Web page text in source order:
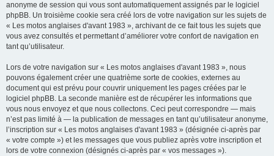
anonyme de session qui vous sont automatiquement assignés par le logiciel
phpBB. Un troisième cookie sera créé lors de votre navigation sur les sujets de
« Les motos anglaises d'avant 1983 », archivant de ce fait tous les sujets que
vous avez consultés et permettant d’améliorer votre confort de navigation en
tant qu’utilisateur.
Lors de votre navigation sur « Les motos anglaises d'avant 1983 », nous
pouvons également créer une quatrième sorte de cookies, externes au
document qui est prévu pour couvrir uniquement les pages créées par le
logiciel phpBB. La seconde manière est de récupérer les informations que
vous nous envoyez et que nous collectons. Ceci peut correspondre — mais
n’est pas limité à — la publication de messages en tant qu’utilisateur anonyme,
l’inscription sur « Les motos anglaises d'avant 1983 » (désignée ci-après par
« votre compte ») et les messages que vous publiez après votre inscription et
lors de votre connexion (désignés ci-après par « vos messages »).